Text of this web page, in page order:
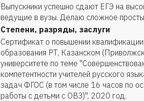
Выпускники успешно сдают ЕГЭ на
ведущие в вузы. Делаю сложное
Степени, разряды, заслуги
Сертификат о повышении квалификации
образования РТ, Казанском
университете по теме
компетентности учителей русского
задач ФГОС (в том числе 16 часов по
работы с детьми с ОВЗ)", 2020 год.